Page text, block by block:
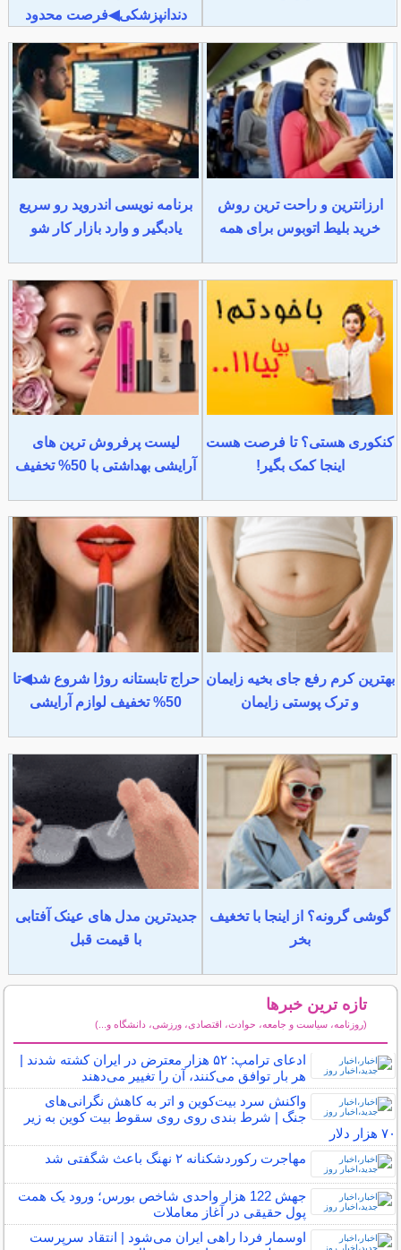
دندانپزشکی◀فرصت محدود
ارزانترین و راحت ترین روش
خرید بلیط اتوبوس برای همه
برنامه نویسی اندروید رو سریع
یادبگیر و وارد بازار کار شو
کنکوری هستی؟ تا فرصت هست
اینجا کمک بگیر!
لیست پرفروش ترین های
آرایشی بهداشتی با 50% تخفیف
بهترین کرم رفع جای بخیه زایمان
و ترک پوستی زایمان
حراج تابستانه روژا شروع شد◀تا
50% تخفیف لوازم آرایشی
گوشی گرونه؟ از اینجا با تخغیف
بخر
جدیدترین مدل های عینک آفتابی
با قیمت قبل
تازه ترین خبرها
(روزنامه، سیاست و جامعه، حوادث، اقتصادی، ورزشی، دانشگاه و...)
ادعای ترامپ: ۵۲ هزار معترض در ایران کشته شدند |
هر بار توافق می‌کنند، آن را تغییر می‌دهند
واکنش سرد بیت‌کوین و اتر به کاهش نگرانی‌های
جنگ | شرط بندی روی روی سقوط بیت کوین به زیر
۷۰ هزار دلار
مهاجرت رکوردشکنانه ۲ نهنگ باعث شگفتی شد
جهش 122 هزار واحدی شاخص بورس؛ ورود یک همت
پول حقیقی در آغاز معاملات
اوسمار فردا راهی ایران می‌شود | انتقاد سرپرست